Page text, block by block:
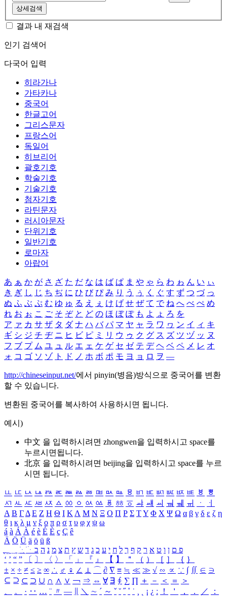
상세검색
결과 내 재검색
인기 검색어
다국어 입력
히라가나
가타카나
중국어
한글고어
그리스문자
프랑스어
독일어
히브리어
괄호기호
학술기호
기술기호
첨자기호
라틴문자
러시아문자
단위기호
일반기호
로마자
아랍어
あ ぁ か が さ ざ た だ な は ば ぱ ま や ゃ ら わ ゎ ん い ぃ
き ぎ し じ ち ぢ に ひ び ぴ み り う ぅ く ぐ す ず つ づ っ
ぬ ふ ぶ ぷ む ゆ ゅ る え ぇ け げ せ ぜ て で ね へ べ ぺ め
れ お ぉ こ ご そ ぞ と ど の ほ ぼ ぽ も よ ょ ろ を
ア ァ カ サ ザ タ ダ ナ ハ バ パ マ ヤ ャ ラ ワ ヮ ン イ ィ キ
ギ シ ジ チ ヂ ニ ヒ ビ ピ ミ リ ウ ゥ ク グ ス ズ ツ ヅ ッ ヌ
フ ブ プ ム ユ ュ ル エ ェ ケ ゲ セ ゼ テ デ ヘ ベ ペ メ レ オ
ォ コ ゴ ソ ゾ ト ド ノ ホ ボ ポ モ ヨ ョ ロ ヲ ―
http://chineseinput.net/에서 pinyin(병음)방식으로 중국어를 변환
할 수 있습니다.
변환된 중국어를 복사하여 사용하시면 됩니다.
예시)
中文 을 입력하시려면 zhongwen을 입력하시고 space를
누르시면됩니다.
北京 을 입력하시려면 beijing을 입력하시고 space를 누르
시면 됩니다.
ㅥ ㅦ ㅧ ㅨ ㅩ ㅪ ㅫ ㅬ ㅭ ㅮ ㅯ ㅰ ㅱ ㅲ ㅳ ㅴ ㅵ ㅶ ㅷ ㅸ
ㅹ
ㅺ ㅻ ㅼ ㅽ ㅾ ㅿ ㆀ ㆁ ㆂ ㆃ ㆄ ㆅ ㆆ ㆇ ㆈ ㆉ ㆊ ㆋ ㆌ ㆍ
ㆎ
Α Β ΓΔ Ε Ζ Η Θ Ι ΚΛ Μ Ν Ξ Ο Π Ρ Σ ΤΥ Φ Χ Ψ Ω α β γ δ ε ζ η
θ ι κ λ μ ν ξ ο π ρ σ τ υ φ χ ψ ω
á à Á À é è É È ç Ç ê
Ä Ö Ü ä ö ü ß
ִֶֹ ֻּ ׁׂ פ ם ן ו ט א ר ק ף ך ל ח י ע כ ג ד ש ץ ת צ מ נ ה ב
‘ ’ “ ” 〔 〕 〈 〉 「 」 『 』 【 】 ＂ （ ） ［ ］ ｛ ｝
± × ÷ ≠ ≤ ≥ ∞ ∴ ♂ ♀ ∠ ⊥ ⌒ ∂ ∇ ≡ ≒ ≪ ≫ √ ∽ ∝ ∵ ∫ ∬ ∈ ∋
⊆ ⊇ ⊂ ⊃ ∪ ∩ ∧ ∨ ￢ ⇒ ⇔ ∀ ∃ ∮ ∑ ∏ ＋ － ＜ ＝
＞
、
。 · ‥ … ¨ 〃 ― ＼ ∼ ´ ～ ˇ ˘ ˝ ˚ ˙ ¸ ¡ ¿ ː ！ ＇ ， ． ／
：